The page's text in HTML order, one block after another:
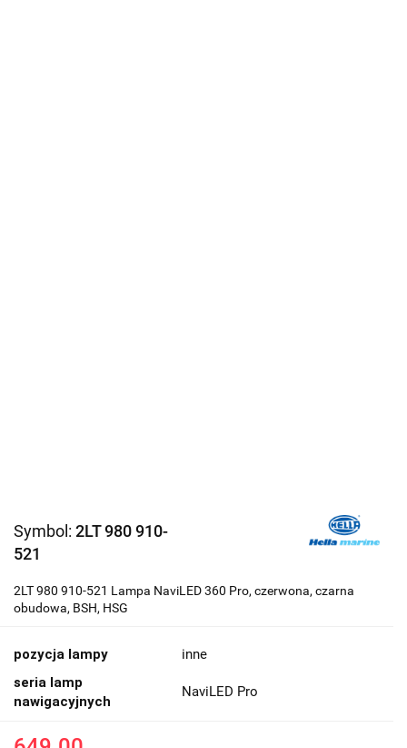
Symbol: 2LT 980 910-
521
2LT 980 910-521 Lampa NaviLED 360 Pro, czerwona, czarna
obudowa, BSH, HSG
pozycja lampy
inne
seria lamp
nawigacyjnych
NaviLED Pro